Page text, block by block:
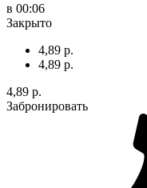
в 00:06
Закрыто
4,89 р.
4,89 р.
4,89 р.
Забронировать